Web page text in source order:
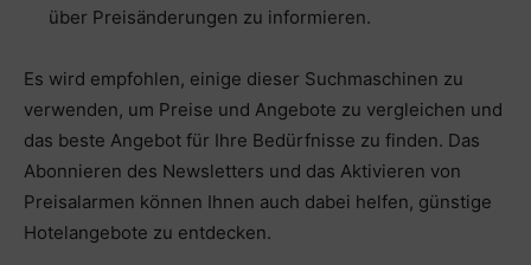
über Preisänderungen zu informieren.
Es wird empfohlen, einige dieser Suchmaschinen zu
verwenden, um Preise und Angebote zu vergleichen und
das beste Angebot für Ihre Bedürfnisse zu finden. Das
Abonnieren des Newsletters und das Aktivieren von
Preisalarmen können Ihnen auch dabei helfen, günstige
Hotelangebote zu entdecken.